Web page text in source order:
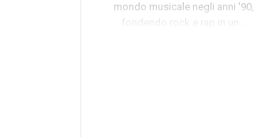
mondo musicale negli anni '90,
fondendo rock e rap in un…